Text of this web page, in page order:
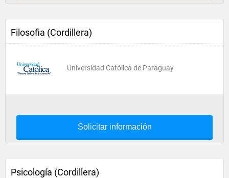
Filosofia (Cordillera)
Universidad Católica de Paraguay
Solicitar información
Psicología (Cordillera)